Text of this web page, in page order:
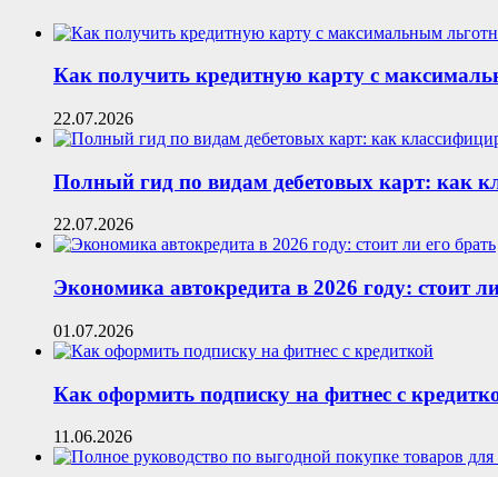
Как получить кредитную карту с
22.07.2026
Полный гид по видам дебетовых карт: как
22.07.2026
Экономика автокредита в 2026 году: стоит
01.07.2026
Как оформить подписку на фитнес с
11.06.2026